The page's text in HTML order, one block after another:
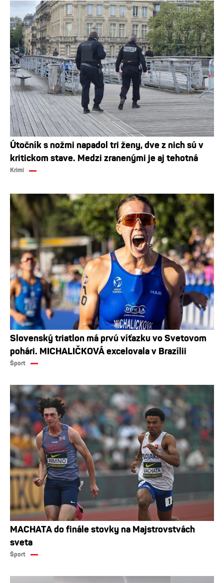
Útočník s nožmi napadol tri ženy, dve z nich sú v
kritickom stave. Medzi zranenými je aj tehotná
Krimi
Slovenský triatlon má prvú víťazku vo Svetovom
pohári. MICHALIČKOVÁ excelovala v Brazílii
Šport
MACHATA do finále stovky na Majstrovstvách
sveta
Šport